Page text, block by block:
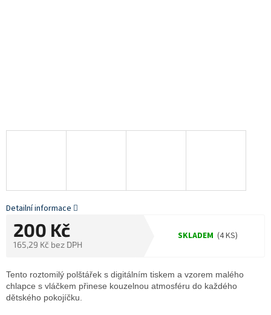
200 Kč
165,29 Kč bez DPH
SKLADEM (4 KS)
Tento roztomilý polštářek s digitálním tiskem a vzorem malého
chlapce s vláčkem přinese kouzelnou atmosféru do každého
dětského pokojíčku.
Detailní informace